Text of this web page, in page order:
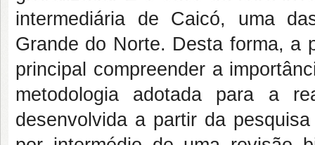
intermediária de Caicó, uma
Grande do Norte. Desta forma, a
principal compreender a
metodologia adotada para a
desenvolvida a partir da